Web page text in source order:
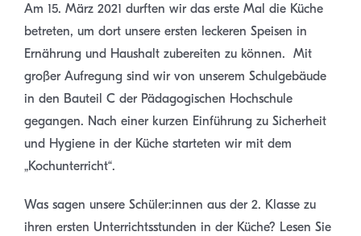
Am 15. März 2021 durften wir das erste Mal die Küche
betreten, um dort unsere ersten leckeren Speisen in
Ernährung und Haushalt zubereiten zu können. Mit
großer Aufregung sind wir von unserem Schulgebäude
in den Bauteil C der Pädagogischen Hochschule
gegangen. Nach einer kurzen Einführung zu Sicherheit
und Hygiene in der Küche starteten wir mit dem
„Kochunterricht“.
Was sagen unsere Schüler:innen aus der 2. Klasse zu
ihren ersten Unterrichtsstunden in der Küche? Lesen Sie